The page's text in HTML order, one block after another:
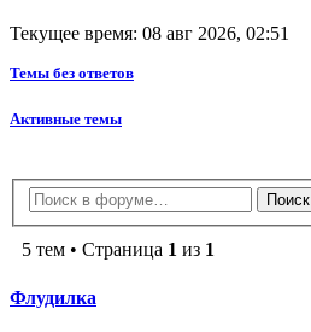
Текущее время: 08 авг 2026, 02:51
Темы без ответов
Активные темы
Поиск
5 тем • Страница 1 из 1
Флудилка